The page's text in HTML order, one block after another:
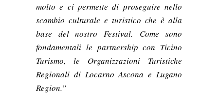
molto e ci permette di proseguire nello
scambio culturale e turistico che è alla
base del nostro Festival. Come sono
fondamentali le partnership con Ticino
Turismo, le Organizzazioni Turistiche
Regionali di Locarno Ascona e Lugano
Region.”